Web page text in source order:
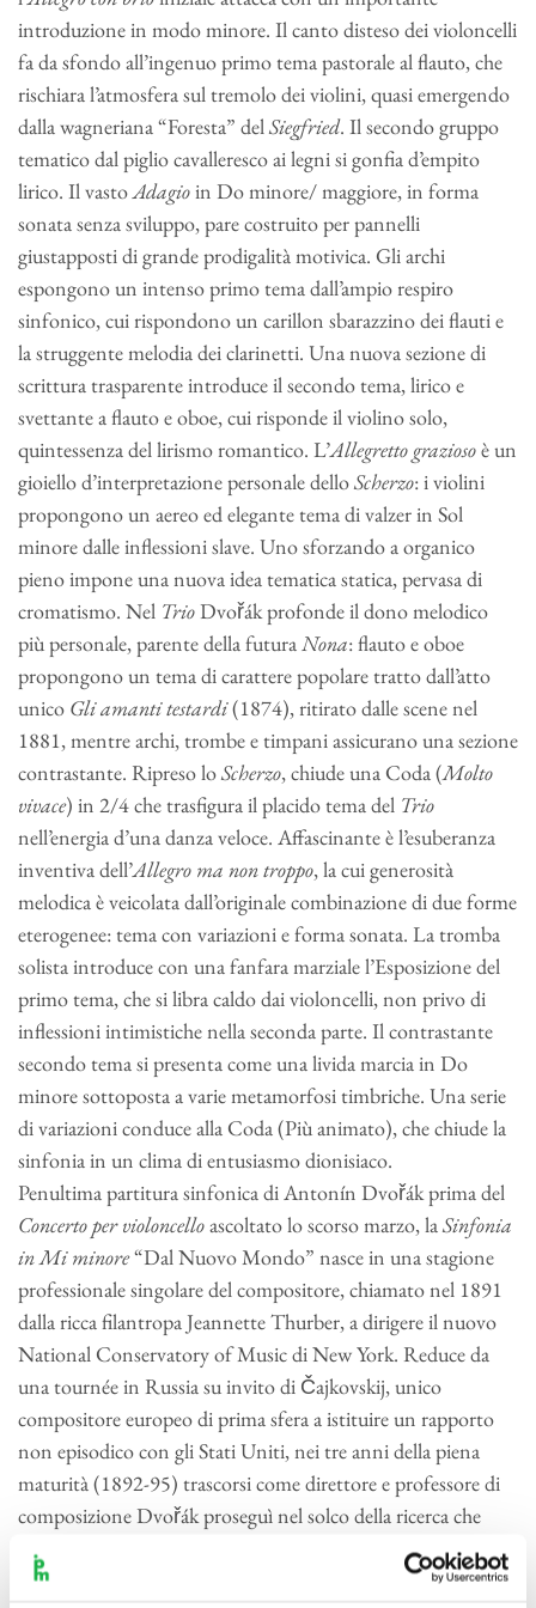
introduzione in modo minore. Il canto disteso dei violoncelli
fa da sfondo all’ingenuo primo tema pastorale al flauto, che
rischiara l’atmosfera sul tremolo dei violini, quasi emergendo
dalla wagneriana “Foresta” del Siegfried. Il secondo gruppo
tematico dal piglio cavalleresco ai legni si gonfia d’empito
lirico. Il vasto Adagioin Do minore/ maggiore, in forma
sonata senza sviluppo, pare costruito per pannelli
giustapposti di grande prodigalità motivica. Gli archi
espongono un intenso primo tema dall’ampio respiro
sinfonico, cui rispondono un carillon sbarazzino dei flauti e
la struggente melodia dei clarinetti. Una nuova sezione di
scrittura trasparente introduce il secondo tema, lirico e
svettante a flauto e oboe, cui risponde il violino solo,
quintessenza del lirismo romantico. L’Allegretto graziosoè un
gioiello d’interpretazione personale delloScherzo: i violini
propongono un aereo ed elegante tema di valzer in Sol
minore dalle inflessioni slave. Uno sforzando a organico
pieno impone una nuova idea tematica statica, pervasa di
cromatismo. Nel TrioDvořák profonde il dono melodico
più personale, parente della futura Nona: flauto e oboe
propongono un tema di carattere popolare tratto dall’atto
unico Gli amanti testardi(1874), ritirato dalle scene nel
1881, mentre archi, trombe e timpani assicurano una sezione
contrastante. Ripreso loScherzo, chiude una Coda (Molto
vivace) in 2/4 che trasfigura il placido tema del Trio
nell’energia d’una danza veloce. Affascinante è l’esuberanza
inventiva dell’Allegro ma non troppo, la cui generosità
melodica è veicolata dall’originale combinazione di due forme
eterogenee: tema con variazioni e forma sonata. La tromba
solista introduce con una fanfara marziale l’Esposizione del
primo tema, che si libra caldo dai violoncelli, non privo di
inflessioni intimistiche nella seconda parte. Il contrastante
secondo tema si presenta come una livida marcia in Do
minore sottoposta a varie metamorfosi timbriche. Una serie
di variazioni conduce alla Coda (Più animato), che chiude la
sinfonia in un clima di entusiasmo dionisiaco.
Penultima partitura sinfonica di Antonín Dvořák prima del
Concerto per violoncelloascoltato lo scorso marzo, la Sinfonia
in Mi minore“Dal Nuovo Mondo” nasce in una stagione
professionale singolare del compositore, chiamato nel 1891
dalla ricca filantropa Jeannette Thurber, a dirigere il nuovo
National Conservatory of Music di New York. Reduce da
una tournée in Russia su invito di Čajkovskij, unico
compositore europeo di prima sfera a istituire un rapporto
non episodico con gli Stati Uniti, nei tre anni della piena
maturità (1892-95) trascorsi come direttore e professore di
composizione Dvořák proseguì nel solco della ricerca che
l’aveva sempre ispirato, raccogliendo l’appello dei suoi
interlocutori d’Oltreoceano a «indicare loro la Terra